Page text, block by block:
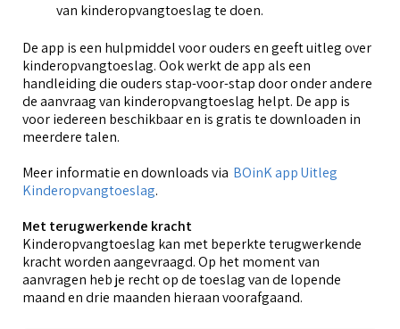
van kinderopvangtoeslag te doen.
De app is een hulpmiddel voor ouders en geeft uitleg over
kinderopvangtoeslag. Ook werkt de app als een
handleiding die ouders stap-voor-stap door onder andere
de aanvraag van kinderopvangtoeslag helpt. De app is
voor iedereen beschikbaar en is gratis te downloaden in
meerdere talen.
Meer informatie en downloads via BOinK app Uitleg
Kinderopvangtoeslag.
Met terugwerkende kracht
Kinderopvangtoeslag kan met beperkte terugwerkende
kracht worden aangevraagd. Op het moment van
aanvragen heb je recht op de toeslag van de lopende
maand en drie maanden hieraan voorafgaand.